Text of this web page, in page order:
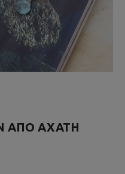
ΑΠΟ ΑΧΑΤΗ